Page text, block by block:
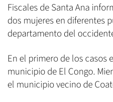
Fiscales de Santa Ana
dos mujeres en diferentes
departamento del
En el primero de los casos
municipio de El Congo.
el municipio vecino de